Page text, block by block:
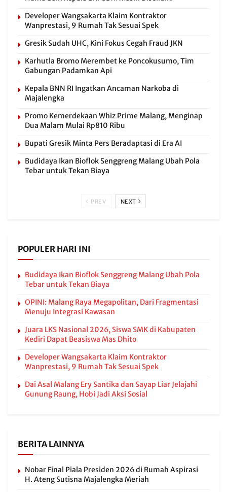
Developer Wangsakarta Klaim Kontraktor
Wanprestasi, 9 Rumah Tak Sesuai Spek
Gresik Sudah UHC, Kini Fokus Cegah Fraud JKN
Karhutla Bromo Merembet ke Poncokusumo, Tim
Gabungan Padamkan Api
Kepala BNN RI Ingatkan Ancaman Narkoba di
Majalengka
Promo Kemerdekaan Whiz Prime Malang, Menginap
Dua Malam Mulai Rp810 Ribu
Bupati Gresik Minta Pers Beradaptasi di Era AI
Budidaya Ikan Bioflok Senggreng Malang Ubah Pola
Tebar untuk Tekan Biaya
PREV NEXT
POPULER HARI INI
Budidaya Ikan Bioflok Senggreng Malang Ubah Pola
Tebar untuk Tekan Biaya
OPINI: Malang Raya Megapolitan, Dari Fragmentasi
Menuju Integrasi Kawasan
Juara LKS Nasional 2026, Siswa SMK di Kabupaten
Kediri Dapat Beasiswa Mas Dhito
Developer Wangsakarta Klaim Kontraktor
Wanprestasi, 9 Rumah Tak Sesuai Spek
Dai Asal Malang Ery Santika dan Sayap Liar Jelajahi
Gunung Raung, Hobi Jadi Aksi Sosial
BERITA LAINNYA
Nobar Final Piala Presiden 2026 di Rumah Aspirasi
H. Ateng Sutisna Majalengka Meriah